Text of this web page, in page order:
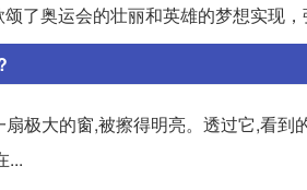
了奥运会的壮丽和英雄的梦想实现
极大的窗,被擦得明亮。透过它,看
...